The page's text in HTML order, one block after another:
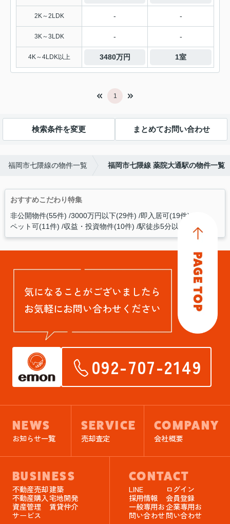
2K～2LDK - -
3K～3LDK - -
4K～4LDK以上 3480万円 1室
1
検索条件を変更 まとめてお問い合わせ
福岡市七隈線の物件一覧 福岡市七隈線 薬院大通駅の物件一覧
おすすめこだわり特集
非公開物件(55件) 3000万円以下(29件) 即入居可(19件)
ペット可(11件) 収益・投資物件(10件) 駅徒歩5分以内(6件)
気になることがございましたら
お気軽にお問い合わせください
092-707-2149
NEWS
お知らせ一覧
SERVICE
売却査定
COMPANY
会社概要
BUSINESS
不動産売却建築
不動産購入宅地開発
資産管理
サービス
賃貸仲介
CONTACT
LINE
ログイン
採用情報
会員登録
一般専用お
問い合わせ
企業専用お
問い合わせ